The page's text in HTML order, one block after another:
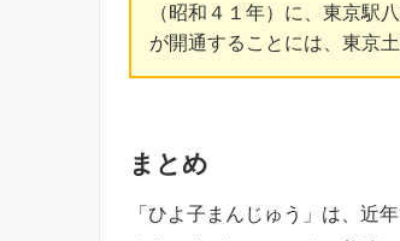
（昭和４１年）に、東京駅
が開通することには、東京
まとめ
「ひよ子まんじゅう」は、近